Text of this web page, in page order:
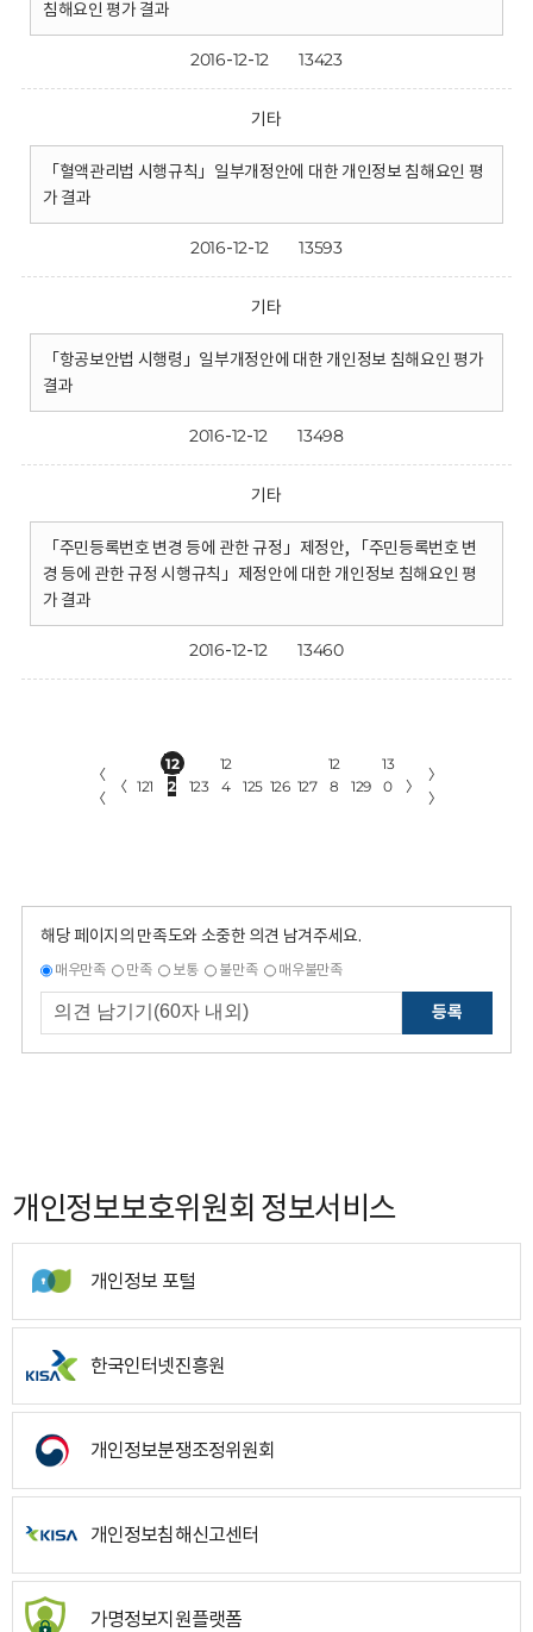
침해요인 평가 결과
2016-12-12 13423
기타
「혈액관리법 시행규칙」일부개정안에 대한 개인정보 침해요인 평
가 결과
2016-12-12 13593
기타
「항공보안법 시행령」일부개정안에 대한 개인정보 침해요인 평가
결과
2016-12-12 13498
기타
「주민등록번호 변경 등에 관한 규정」제정안, 「주민등록번호 변
경 등에 관한 규정 시행규칙」제정안에 대한 개인정보 침해요인 평
가 결과
2016-12-12 13460
〈
〈
〈 121
12
2
123
12
4
125 126 127
12
8
129
13
0
〉
〉
〉
해당 페이지의 만족도와 소중한 의견 남겨주세요.
매우만족 만족 보통 불만족 매우불만족
등록
개인정보보호위원회 정보서비스
개인정보 포털
한국인터넷진흥원
개인정보분쟁조정위원회
개인정보침해신고센터
가명정보지원플랫폼